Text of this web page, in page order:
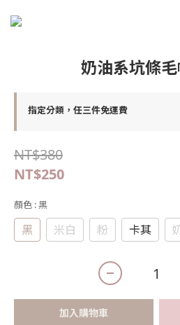
奶油系坑條
指定分類，任三件免運費
NT$380
NT$250
顏色 : 黑
黑 米白 粉 卡其
加入購物車